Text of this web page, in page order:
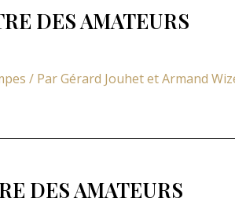
DES AMATEURS
/ ParGérard Jouhet et Armand
DES AMATEURS